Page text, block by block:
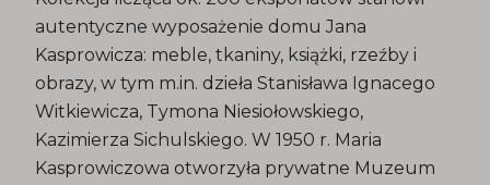
autentyczne wyposażenie domu Jana
Kasprowicza: meble, tkaniny, książki, rzeźby i
obrazy, w tym m.in. dzieła Stanisława Ignacego
Witkiewicza, Tymona Niesiołowskiego,
Kazimierza Sichulskiego. W 1950 r. Maria
Kasprowiczowa otworzyła prywatne Muzeum